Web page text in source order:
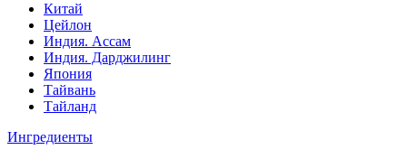
Китай
Цейлон
Индия. Ассам
Индия. Дарджилинг
Япония
Тайвань
Тайланд
Ингредиенты